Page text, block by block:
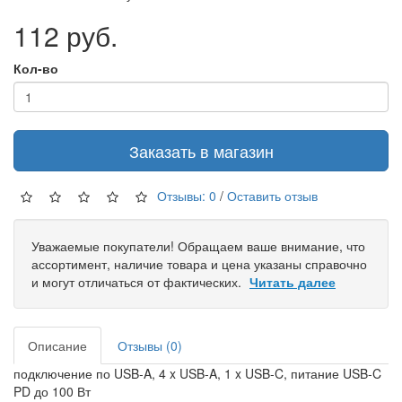
112 руб.
Кол-во
Заказать в магазин
Отзывы: 0 / Оставить отзыв
Уважаемые покупатели! Обращаем ваше внимание, что
ассортимент, наличие товара и цена указаны справочно
и могут отличаться от фактических. Читать далее
Описание
Отзывы (0)
подключение по USB-A, 4 x USB-A, 1 x USB-C, питание USB-C
PD до 100 Вт